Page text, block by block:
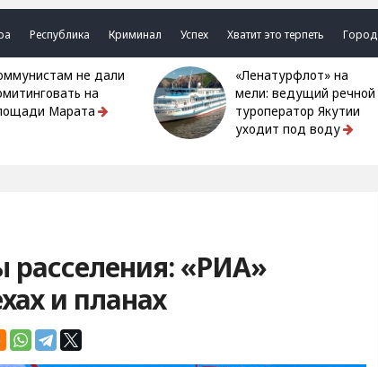
Республика Криминал Успех Хватит это терпеть Город
на
Марата
«Ленатурфлот» на
мели: ведущий речной
туроператор Якутии
уходит под воду
«РИА»
и планах